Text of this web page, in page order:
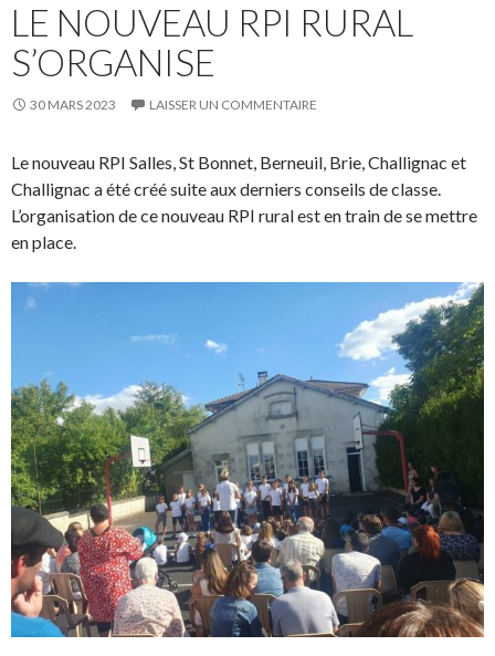
LE NOUVEAU RPI RURAL
S’ORGANISE
30 MARS 2023 LAISSER UN COMMENTAIRE
Le nouveau RPI Salles, St Bonnet, Berneuil, Brie, Challignac et
Challignac a été créé suite aux derniers conseils de classe.
L’organisation de ce nouveau RPI rural est en train de se mettre
en place.